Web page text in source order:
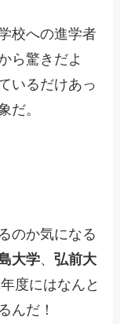
校への進学者
ら驚きだよ
いるだけあっ
だ。
のか気になる
大学、弘前大
度にはなんと
んだ！